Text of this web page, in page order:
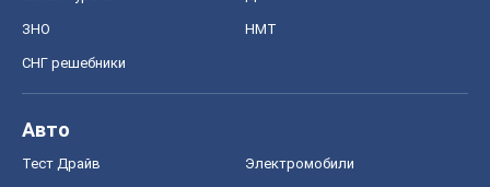
ЗНО НМТ
СНГ решебники
Авто
Тест Драйв Электромобили